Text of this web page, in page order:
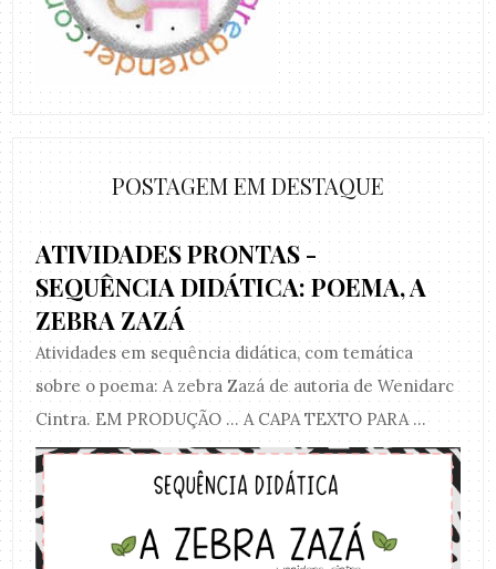
POSTAGEM EM DESTAQUE
ATIVIDADES PRONTAS -
SEQUÊNCIA DIDÁTICA: POEMA, A
ZEBRA ZAZÁ
Atividades em sequência didática, com temática
sobre o poema: A zebra Zazá de autoria de Wenidarc
Cintra. EM PRODUÇÃO ... A CAPA TEXTO PARA ...